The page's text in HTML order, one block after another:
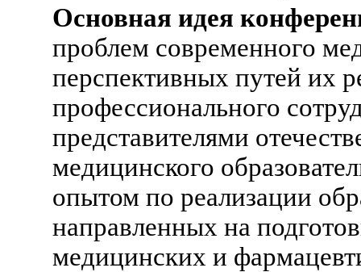
Основная идея
проблем современного
перспективных путей их
профессионального
представителями
медицинского
опытом по реализации
направленных на
медицинских и